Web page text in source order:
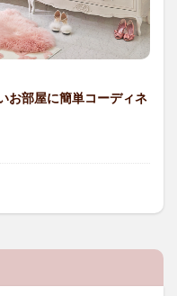
お部屋に簡単コーディネ